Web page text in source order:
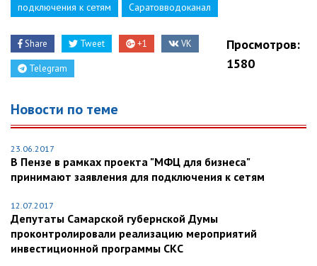
подключения к сетям Саратовводоканал
Share Tweet +1 VK
Telegram
Просмотров:
1580
Новости по теме
23.06.2017
В Пензе в рамках проекта "МФЦ для бизнеса"
принимают заявления для подключения к сетям
12.07.2017
Депутаты Самарской губернской Думы
проконтролировали реализацию мероприятий
инвестиционной программы СКС